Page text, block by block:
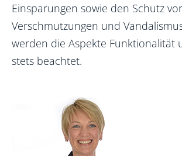
Einsparungen sowie den Schutz vor
Verschmutzungen und
werden die Aspekte Funktionalität
stets beachtet.